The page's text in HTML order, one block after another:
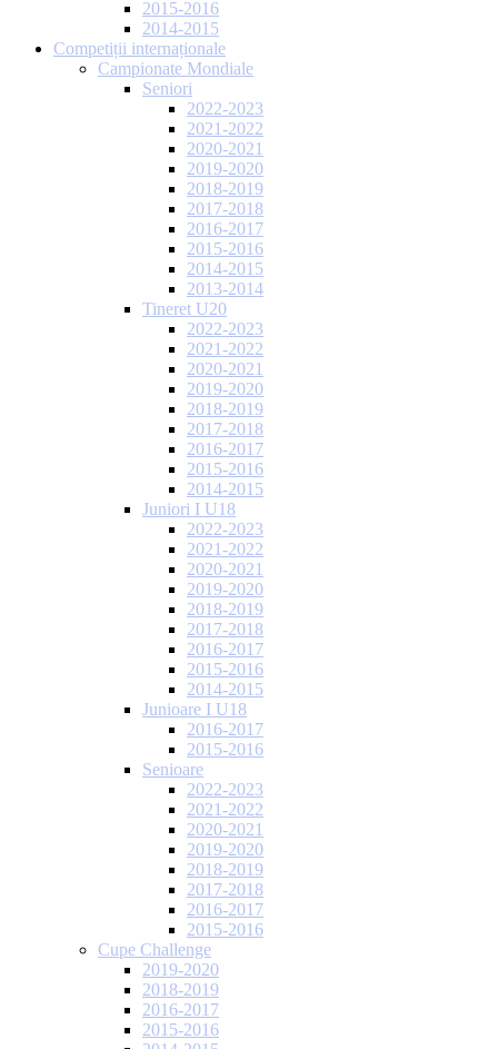
2015-2016
2014-2015
Competiții internaționale
Campionate Mondiale
Seniori
2022-2023
2021-2022
2020-2021
2019-2020
2018-2019
2017-2018
2016-2017
2015-2016
2014-2015
2013-2014
Tineret U20
2022-2023
2021-2022
2020-2021
2019-2020
2018-2019
2017-2018
2016-2017
2015-2016
2014-2015
Juniori I U18
2022-2023
2021-2022
2020-2021
2019-2020
2018-2019
2017-2018
2016-2017
2015-2016
2014-2015
Junioare I U18
2016-2017
2015-2016
Senioare
2022-2023
2021-2022
2020-2021
2019-2020
2018-2019
2017-2018
2016-2017
2015-2016
Cupe Challenge
2019-2020
2018-2019
2016-2017
2015-2016